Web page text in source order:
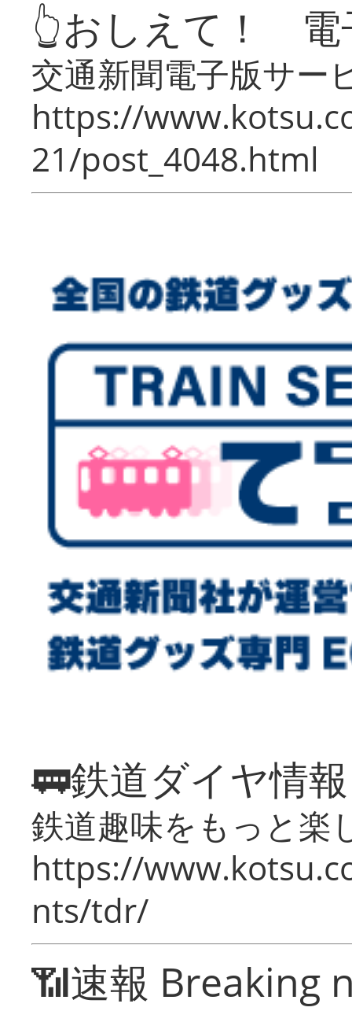
👆おしえて！ 電
交通新聞電子版サー
https://
21/post_4048.html
🚃鉄道ダイヤ情
鉄道趣味をもっと楽
https://
nts/tdr/
📶速報 Breaking